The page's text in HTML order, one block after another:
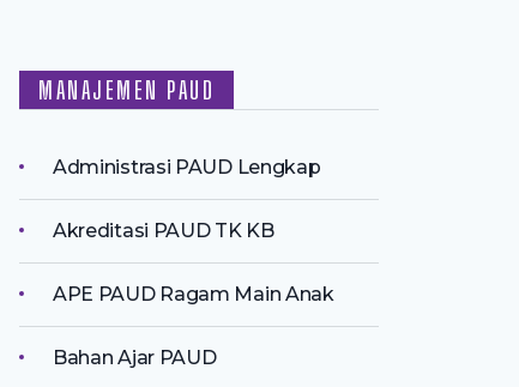
MANAJEMEN PAUD
Administrasi PAUD Lengkap
Akreditasi PAUD TK KB
APE PAUD Ragam Main Anak
Bahan Ajar PAUD